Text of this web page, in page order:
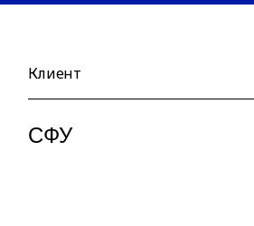
Клиент
СФУ